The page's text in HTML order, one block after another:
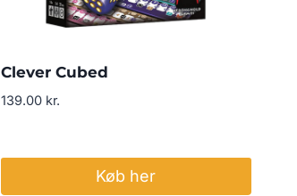
Clever Cubed
139.00 kr.
Køb her